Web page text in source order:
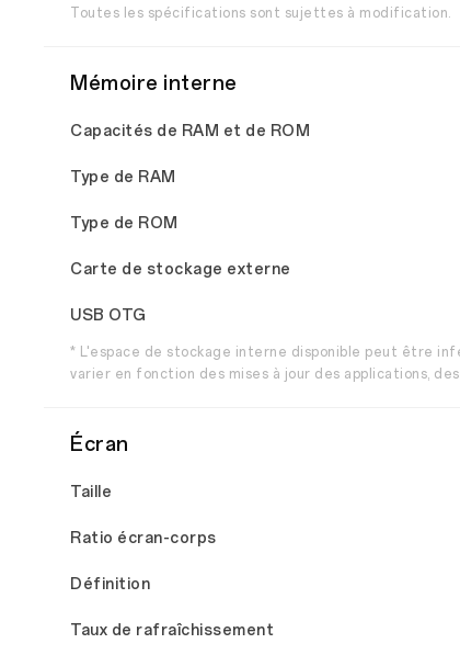
Toutes les spécifications sont sujettes à modification.
Mémoire interne
Capacités de RAM et de ROM
Type de RAM
Type de ROM
Carte de stockage externe
USB OTG
* L'espace de stockage interne disponible peut être
varier en fonction des mises à jour des applications,
Écran
Taille
Ratio écran-corps
Définition
Taux de rafraîchissement